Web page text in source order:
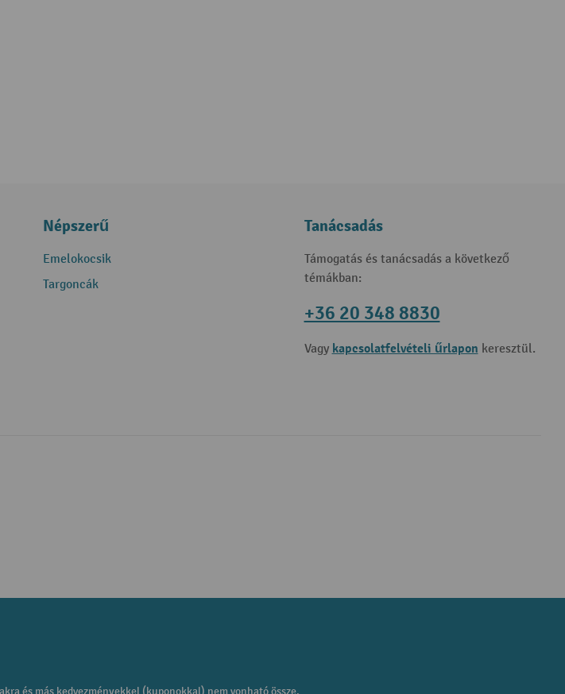
Népszerű
Emelokocsik
Targoncák
Tanácsadás
Támogatás és tanácsadás a következő
témákban:
+36 20 348 8830
Vagy kapcsolatfelvételi űrlapon keresztül.
és más kedvezményekkel (kuponokkal) nem vonható össze.